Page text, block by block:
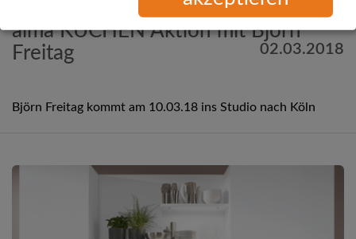
alma KÜCHEN Aktion mit Björn
Freitag
02.03.2018
Björn Freitag kommt am 10.03.18 ins Studio nach Köln